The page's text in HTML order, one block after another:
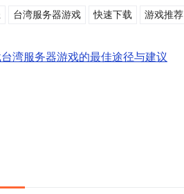
台湾服务器游戏 快速下载 游戏推荐
湾服务器游戏的最佳途径与建议